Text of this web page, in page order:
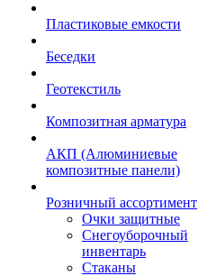
Пластиковые емкости
Беседки
Геотекстиль
Композитная арматура
АКП (Алюминиевые
композитные панели)
Розничный ассортимент
Очки защитные
Снегоуборочный
инвентарь
Стаканы